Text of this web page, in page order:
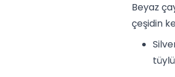
Beyaz
çeşidin